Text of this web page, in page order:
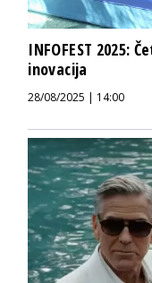
INFOFEST 2025:
inovacija
28/08/2025 | 14:00